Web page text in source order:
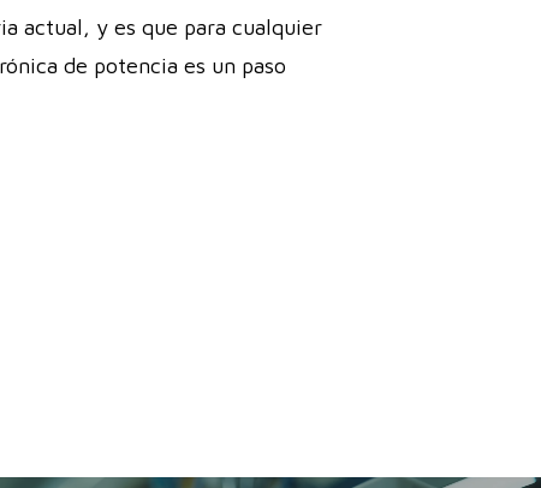
actual, y es que para cualquier
de potencia es un paso